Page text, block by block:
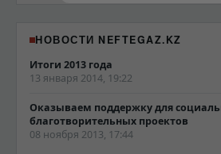
НОВОСТИ NEFTEGAZ.KZ
Итоги 2013 года
13 января 2014, 19:22
Оказываем поддержку для
благотворительных проектов
08 ноября 2013, 17:44